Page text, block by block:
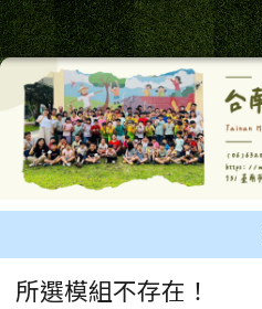
跳至主內容區
台南市新東國小
導覽列
主內容區域
所選模組不存在！
頁尾區域